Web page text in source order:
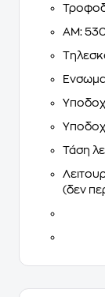
ΑΜ:
Τάση
(δεν